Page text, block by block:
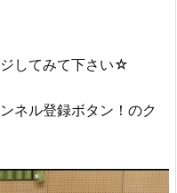
してみて下さい☆
ネル登録ボタン！のク